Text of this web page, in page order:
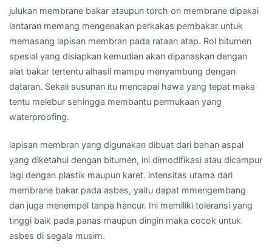
julukan membrane bakar ataupun torch on membrane dipakai
lantaran memang mengenakan perkakas pembakar untuk
memasang lapisan membran pada rataan atap. Rol bitumen
spesial yang disiapkan kemudian akan dipanaskan dengan
alat bakar tertentu alhasil mampu menyambung dengan
dataran. Sekali susunan itu mencapai hawa yang tepat maka
tentu melebur sehingga membantu permukaan yang
waterproofing.
lapisan membran yang digunakan dibuat dari bahan aspal
yang diketahui dengan bitumen, ini dimodifikasi atau dicampur
lagi dengan plastik maupun karet. intensitas utama dari
membrane bakar pada asbes, yaitu dapat mmengembang
dan juga menempel tanpa hancur. Ini memiliki toleransi yang
tinggi baik pada panas maupun dingin maka cocok untuk
asbes di segala musim.